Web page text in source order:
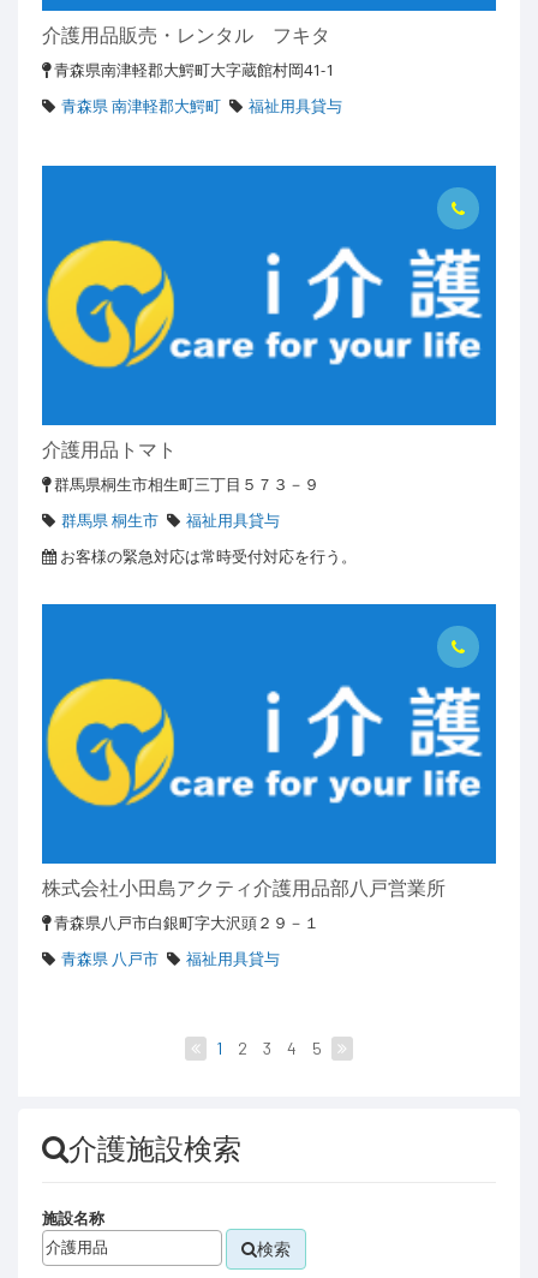
介護用品販売・レンタル フキタ
青森県南津軽郡大鰐町大字蔵館村岡41-1
青森県 南津軽郡大鰐町
福祉用具貸与
介護用品トマト
群馬県桐生市相生町三丁目５７３－９
群馬県 桐生市
福祉用具貸与
お客様の緊急対応は常時受付対応を行う。
株式会社小田島アクティ介護用品部八戸営業所
青森県八戸市白銀町字大沢頭２９－１
青森県 八戸市
福祉用具貸与
1 2 3 4 5
介護施設検索
施設名称
検索